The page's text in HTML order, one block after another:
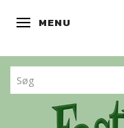
SKIFTE NAVIGATION
MENU